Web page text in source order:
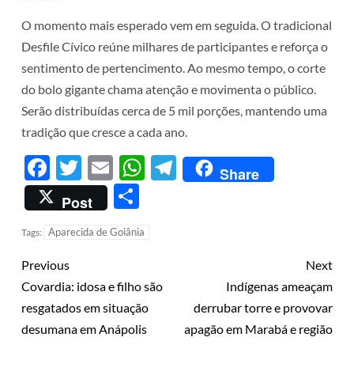
O momento mais esperado vem em seguida. O tradicional
Desfile Cívico reúne milhares de participantes e reforça o
sentimento de pertencimento. Ao mesmo tempo, o corte
do bolo gigante chama atenção e movimenta o público.
Serão distribuídas cerca de 5 mil porções, mantendo uma
tradição que cresce a cada ano.
Facebook
Twitter
EmailWhatsApp
Telegram
Share
Post
Tags: Aparecida de Goiânia
Previous
Covardia: idosa e filho são
resgatados em situação
desumana em Anápolis
Next
Indígenas ameaçam
derrubar torre e provovar
apagão em Marabá e região